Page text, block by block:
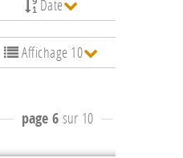
Date
Affichage 10
page 6 sur 10